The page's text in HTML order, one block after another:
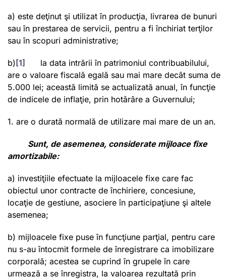
a) este deţinut şi utilizat în producţia, livrarea de bunuri
sau în prestarea de servicii, pentru a fi închiriat terţilor
sau în scopuri administrative;
b) [1]
la data intrării în patrimoniul contribuabilului,
are o valoare fiscală egală sau mai mare decât suma de
5.000 lei; această limită se actualizată anual, în funcţie
de indicele de inflaţie, prin hotărâre a Guvernului;
1. are o durată normală de utilizare mai mare de un an.
Sunt, de asemenea, consideratemijloace fixe
amortizabile:
a) investiţiile efectuate la mijloacele fixe care fac
obiectul unor contracte de închiriere, concesiune,
locaţie de gestiune, asociere în participaţiune şi altele
asemenea;
b) mijloacele fixe puse în funcţiune parţial, pentru care
nu s-au întocmit formele de înregistrare ca imobilizare
corporală; acestea se cuprind în grupele în care
urmează a se înregistra, la valoarea rezultată prin